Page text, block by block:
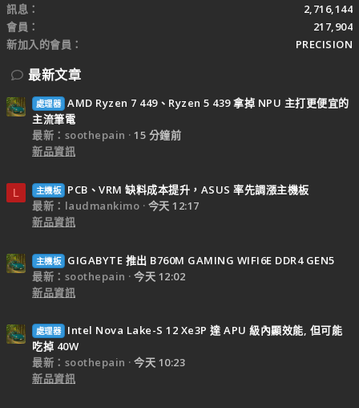
訊息
2,716,144
會員
217,904
新加入的會員
PRECISION
最新文章
處理器 AMD Ryzen 7 449、Ryzen 5 439 拿掉 NPU 主打更便宜的
主流筆電
最新：soothepain
15 分鐘前
新品資訊
L 主機板
PCB、VRM 缺料成本提升，ASUS 率先調漲主機板
最新：laudmankimo
今天 12:17
新品資訊
主機板
GIGABYTE 推出 B760M GAMING WIFI6E DDR4 GEN5
最新：soothepain
今天 12:02
新品資訊
處理器
Intel Nova Lake-S 12 Xe3P 達 APU 級內顯效能, 但可能
吃掉 40W
最新：soothepain
今天 10:23
新品資訊